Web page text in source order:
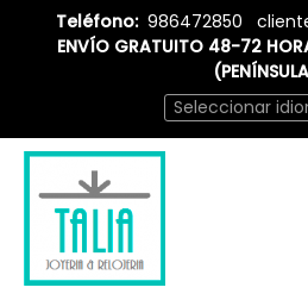
Teléfono: 986472850
ENVÍO GRATUITO 48-72
Seleccionar